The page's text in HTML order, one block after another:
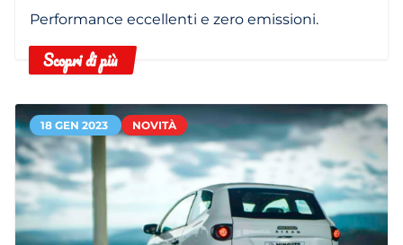
Performance eccellenti e zero emissioni.
Scopri di più
18 GEN 2023 NOVITÀ